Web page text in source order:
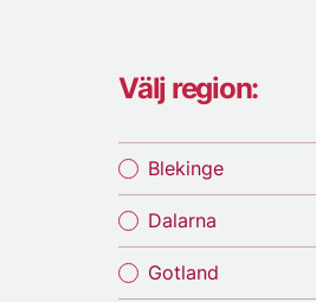
Välj region:
Blekinge
Dalarna
Gotland